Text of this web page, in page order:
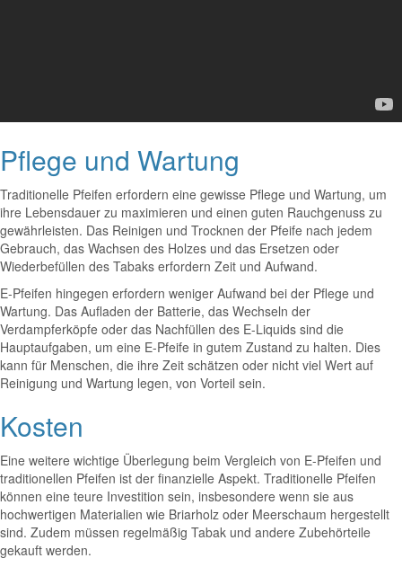
Pflege und Wartung
Traditionelle Pfeifen erfordern eine gewisse Pflege und Wartung, um
ihre Lebensdauer zu maximieren und einen guten Rauchgenuss zu
gewährleisten. Das Reinigen und Trocknen der Pfeife nach jedem
Gebrauch, das Wachsen des Holzes und das Ersetzen oder
Wiederbefüllen des Tabaks erfordern Zeit und Aufwand.
E-Pfeifen hingegen erfordern weniger Aufwand bei der Pflege und
Wartung. Das Aufladen der Batterie, das Wechseln der
Verdampferköpfe oder das Nachfüllen des E-Liquids sind die
Hauptaufgaben, um eine E-Pfeife in gutem Zustand zu halten. Dies
kann für Menschen, die ihre Zeit schätzen oder nicht viel Wert auf
Reinigung und Wartung legen, von Vorteil sein.
Kosten
Eine weitere wichtige Überlegung beim Vergleich von E-Pfeifen und
traditionellen Pfeifen ist der finanzielle Aspekt. Traditionelle Pfeifen
können eine teure Investition sein, insbesondere wenn sie aus
hochwertigen Materialien wie Briarholz oder Meerschaum hergestellt
sind. Zudem müssen regelmäßig Tabak und andere Zubehörteile
gekauft werden.